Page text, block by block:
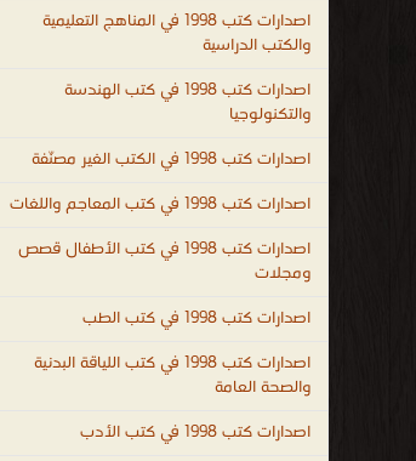
التعليم
هو
إرث
الأنبياء
جميعهم
السلام
حجر
الأساس
للتقدم
في
اصدارات كتب 1998 في المناهج التعليمية
والكتب الدراسية
اصدارات كتب 1998 في كتب الهندسة
والتكنولوجيا
اصدارات كتب 1998 في الكتب الغير مصنّفة
اصدارات كتب 1998 في كتب المعاجم واللغات
اصدارات كتب 1998 في كتب الأطفال قصص
ومجلات
اصدارات كتب 1998 في كتب الطب
اصدارات كتب 1998 في كتب اللياقة البدنية
والصحة العامة
اصدارات كتب 1998 في كتب الأدب